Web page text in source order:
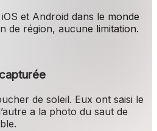
et Android dans le monde
de région, aucune limitation.
de soleil. Eux ont saisi le
a la photo du saut de